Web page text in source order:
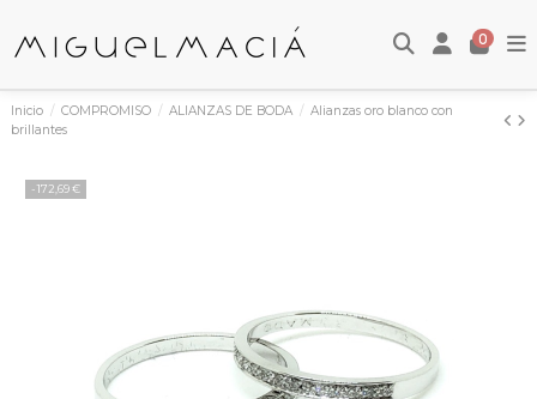
0
Inicio COMPROMISO ALIANZAS DE BODA
Alianzas oro blanco con
brillantes
-172,69 €